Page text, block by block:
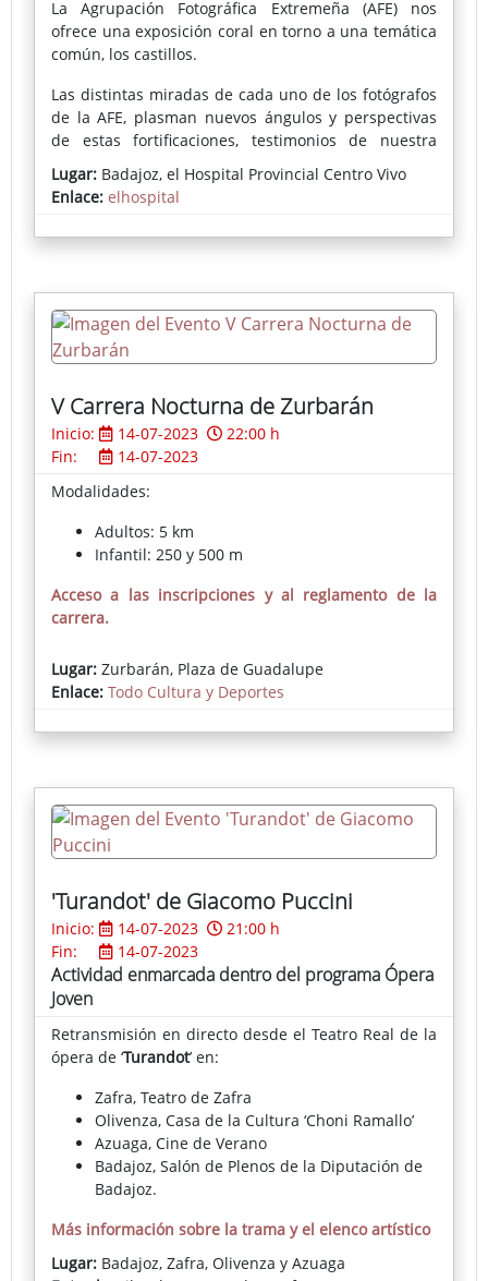
La Agrupación Fotográfica Extremeña (AFE) nos
ofrece una exposición coral en torno a una temática
común, los castillos.
Las distintas miradas de cada uno de los fotógrafos
de la AFE, plasman nuevos ángulos y perspectivas
de estas fortificaciones, testimonios de nuestra
historia, que han permanecido en pie durante siglos
junto a muchas de las localidades de nuestra
provincia.
Lugar: Badajoz, el Hospital Provincial Centro Vivo
Enlace: elhospital
V Carrera Nocturna de Zurbarán
Inicio: 14-07-2023
22:00 h
Fin:
14-07-2023
Modalidades:
Adultos: 5 km
Infantil: 250 y 500 m
Acceso a las inscripciones y al reglamento de la
carrera.
Lugar: Zurbarán, Plaza de Guadalupe
Enlace: Todo Cultura y Deportes
'Turandot' de Giacomo Puccini
Inicio: 14-07-2023
21:00 h
Fin:
14-07-2023
Actividad enmarcada dentro del programa Ópera
Joven
Retransmisión en directo desde el Teatro Real de la
ópera de ‘Turandot’ en:
Zafra, Teatro de Zafra
Olivenza, Casa de la Cultura ‘Choni Ramallo’
Azuaga, Cine de Verano
Badajoz, Salón de Plenos de la Diputación de
Badajoz.
Más información sobre la trama y el elenco artístico
Ver el trailer
Lugar: Badajoz, Zafra, Olivenza y Azuaga